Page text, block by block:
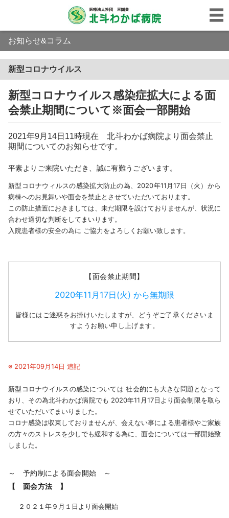
お知らせ&コラム
新型コロナウイルス
新型コロナウイルス感染症拡大による面
会禁止期間について※面会一部開始
2021年9月14日11時現在 北斗わかば病院より面会禁止
期間についてのお知らせです。
平素よりご来院いただき、誠に有難うございます。
新型コロナウィルスの感染拡大防止の為、2020年11月17日（火）から
病棟へのお見舞いや面会を禁止とさせていただいております。
この防止措置におきましては、未だ期限を設けておりませんが、状況に
合わせ適切な判断をしてまいります。
入院患者様の安全の為に ご協力をよろしくお願い致します。
【面会禁止期間】
2020年11月17日(火) から無期限
皆様にはご迷惑をお掛けいたしますが、どうぞご了承くださいま
すようお願い申し上げます。
※ 2021年09月14日 追記
新型コロナウイルスの感染については 社会的にも大きな問題となって
おり、その為北斗わかば病院でも 2020年11月17日より面会制限を取ら
せていただいてまいりました。
コロナ感染は収束しておりませんが、会えない事による患者様やご家族
の方々のストレスを少しでも緩和する為に、面会については一部開始致
しました。
～ 予約制による面会開始 ～
【 面会方法 】
２０２１年９月１日より面会開始